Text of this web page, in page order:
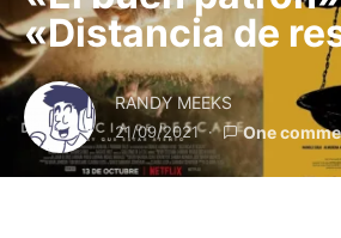
«Distancia de
RANDY MEEKS
21/09/2021 One